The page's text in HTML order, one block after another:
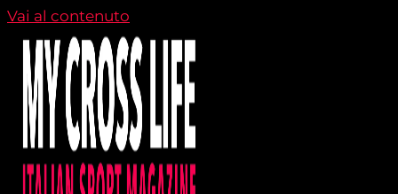
Vai al contenuto